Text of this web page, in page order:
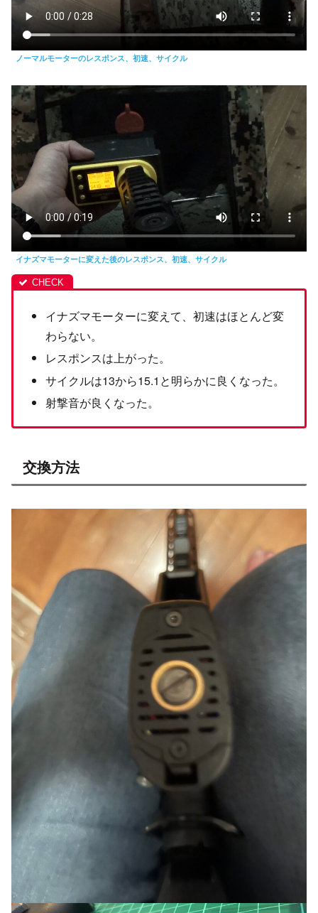
ノーマルモーターのレスポンス、初速、サイクル
イナズマモーターに変えた後のレスポンス、初速、サイクル
イナズマモーターに変えて、初速はほとんど変
わらない。
レスポンスは上がった。
サイクルは13から15.1と明らかに良くなった。
射撃音が良くなった。
交換方法